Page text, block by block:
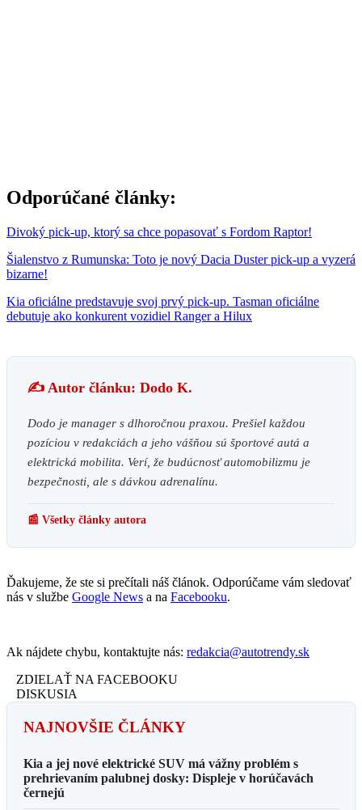
Odporúčané články:
Divoký pick-up, ktorý sa chce popasovať s Fordom Raptor!
Šialenstvo z Rumunska: Toto je nový Dacia Duster pick-up a vyzerá
bizarne!
Kia oficiálne predstavuje svoj prvý pick-up. Tasman oficiálne
debutuje ako konkurent vozidiel Ranger a Hilux
✍️ Autor článku: Dodo K.
Dodo je manager s dlhoročnou praxou. Prešiel každou
pozíciou v redakciách a jeho vášňou sú športové autá a
elektrická mobilita. Verí, že budúcnosť automobilizmu je
bezpečnosti, ale s dávkou adrenalínu.
📰 Všetky články autora
Ďakujeme, že ste si prečítali náš článok. Odporúčame vám sledovať
nás v službe Google News a na Facebooku.
Ak nájdete chybu, kontaktujte nás: redakcia@autotrendy.sk
ZDIELAŤ NA FACEBOOKU
DISKUSIA
NAJNOVŠIE ČLÁNKY
Kia a jej nové elektrické SUV má vážny problém s
prehrievaním palubnej dosky: Displeje v horúčavách
černejú